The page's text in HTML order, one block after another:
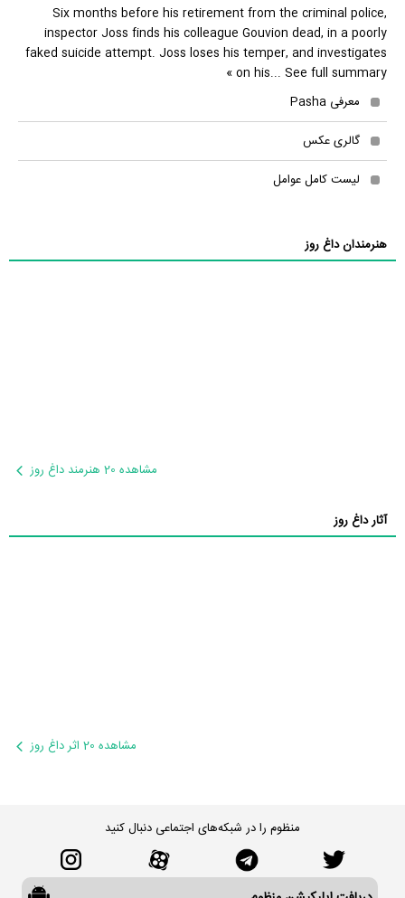
Six months before his retirement from the criminal police,
inspector Joss finds his colleague Gouvion dead, in a poorly
faked suicide attempt. Joss loses his temper, and investigates
on his... See full summary »
معرفی Pasha
گالری عکس
لیست کامل عوامل
هنرمندان داغ روز
مشاهده 20 هنرمند داغ روز
آثار داغ روز
مشاهده 20 اثر داغ روز
منظوم را در شبکه‌های اجتماعی دنبال کنید